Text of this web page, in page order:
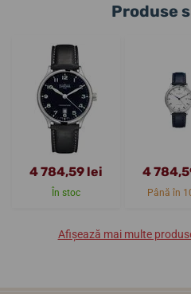
Produse
4 784,59 lei
În stoc
4
Până în
Afișează mai multe